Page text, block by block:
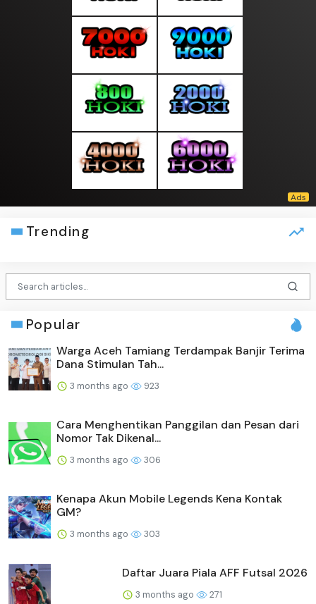
Trending
Popular
Warga Aceh Tamiang Terdampak Banjir Terima
Dana Stimulan Tah...
3 months ago 923
Cara Menghentikan Panggilan dan Pesan dari
Nomor Tak Dikenal...
3 months ago 306
Kenapa Akun Mobile Legends Kena Kontak
GM?
3 months ago 303
Daftar Juara Piala AFF Futsal 2026
3 months ago 271